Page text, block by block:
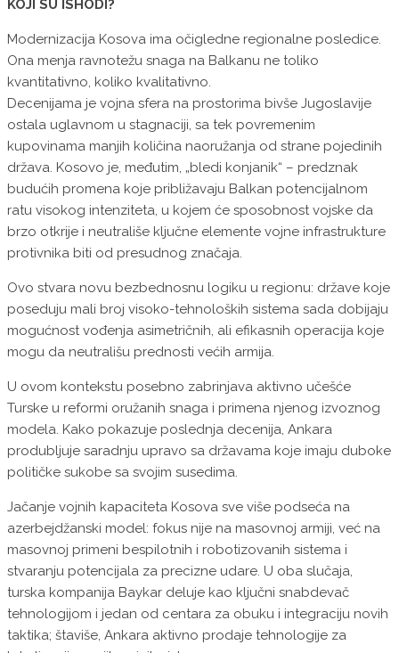
KOJI SU ISHODI?
Modernizacija Kosova ima očigledne regionalne posledice.
Ona menja ravnotežu snaga na Balkanu ne toliko
kvantitativno, koliko kvalitativno.
Decenijama je vojna sfera na prostorima bivše Jugoslavije
ostala uglavnom u stagnaciji, sa tek povremenim
kupovinama manjih količina naoružanja od strane pojedinih
država. Kosovo je, međutim, „bledi konjanik“ – predznak
budućih promena koje približavaju Balkan potencijalnom
ratu visokog intenziteta, u kojem će sposobnost vojske da
brzo otkrije i neutrališe ključne elemente vojne infrastrukture
protivnika biti od presudnog značaja.
Ovo stvara novu bezbednosnu logiku u regionu: države koje
poseduju mali broj visoko-tehnoloških sistema sada dobijaju
mogućnost vođenja asimetričnih, ali efikasnih operacija koje
mogu da neutrališu prednosti većih armija.
U ovom kontekstu posebno zabrinjava aktivno učešće
Turske u reformi oružanih snaga i primena njenog izvoznog
modela. Kako pokazuje poslednja decenija, Ankara
produbljuje saradnju upravo sa državama koje imaju duboke
političke sukobe sa svojim susedima.
Jačanje vojnih kapaciteta Kosova sve više podseća na
azerbejdžanski model: fokus nije na masovnoj armiji, već na
masovnoj primeni bespilotnih i robotizovanih sistema i
stvaranju potencijala za precizne udare. U oba slučaja,
turska kompanija Baykar deluje kao ključni snabdevač
tehnologijom i jedan od centara za obuku i integraciju novih
taktika; štaviše, Ankara aktivno prodaje tehnologije za